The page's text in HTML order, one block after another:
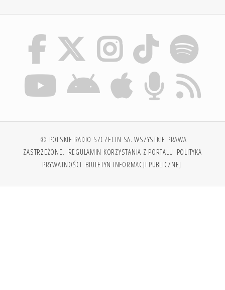
© POLSKIE RADIO SZCZECIN SA. WSZYSTKIE PRAWA
ZASTRZEŻONE. REGULAMIN KORZYSTANIA Z PORTALU POLITYKA
PRYWATNOŚCI BIULETYN INFORMACJI PUBLICZNEJ